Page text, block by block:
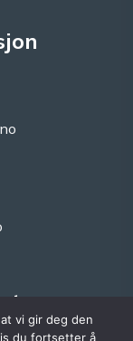
vi gir deg den
du fortsetter å